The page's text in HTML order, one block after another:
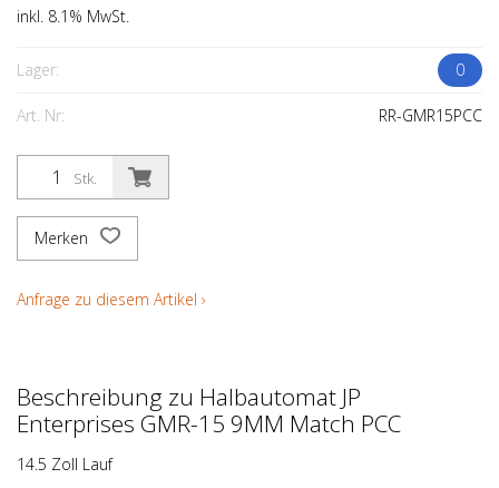
inkl. 8.1% MwSt.
Lager: 0
Art. Nr: RR-GMR15PCC
Stk.
Merken
Anfrage zu diesem Artikel ›
Beschreibung zu Halbautomat JP
Enterprises GMR-15 9MM Match PCC
14.5 Zoll Lauf